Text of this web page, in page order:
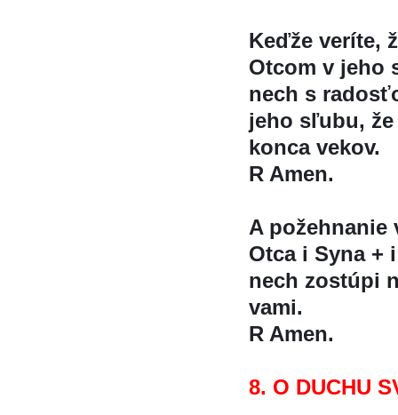
Keďže veríte,
Otcom v jeho
nech s
jeho sľubu,
konca vekov.
R Amen.
A požehnanie
Otca i Syna +
nech zostúpi
vami.
R Amen.
8. O DUCHU